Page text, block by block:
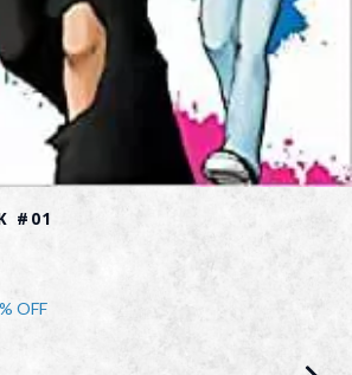
#01
% OFF